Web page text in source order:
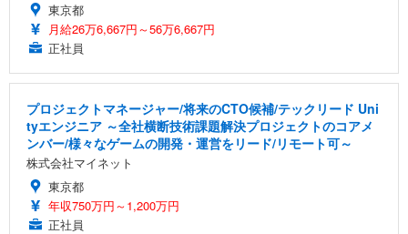
東京都
月給26万6,667円～56万6,667円
正社員
プロジェクトマネージャー/将来のCTO候補/テックリード Uni
tyエンジニア ～全社横断技術課題解決プロジェクトのコアメ
ンバー/様々なゲームの開発・運営をリード/リモート可～
株式会社マイネット
東京都
年収750万円～1,200万円
正社員